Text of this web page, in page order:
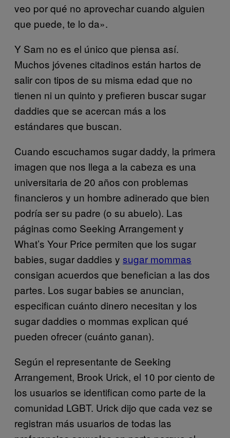
veo por qué no aprovechar cuando alguien
que puede, te lo da».
Y Sam no es el único que piensa así.
Muchos jóvenes citadinos están hartos de
salir con tipos de su misma edad que no
tienen ni un quinto y prefieren buscar sugar
daddies que se acercan más a los
estándares que buscan.
Cuando escuchamos sugar daddy, la primera
imagen que nos llega a la cabeza es una
universitaria de 20 años con problemas
financieros y un hombre adinerado que bien
podría ser su padre (o su abuelo). Las
páginas como Seeking Arrangement y
What’s Your Price permiten que los sugar
babies, sugar daddies y sugar mommas
consigan acuerdos que benefician a las dos
partes. Los sugar babies se anuncian,
especifican cuánto dinero necesitan y los
sugar daddies o mommas explican qué
pueden ofrecer (cuánto ganan).
Según el representante de Seeking
Arrangement, Brook Urick, el 10 por ciento de
los usuarios se identifican como parte de la
comunidad LGBT. Urick dijo que cada vez se
registran más usuarios de todas las